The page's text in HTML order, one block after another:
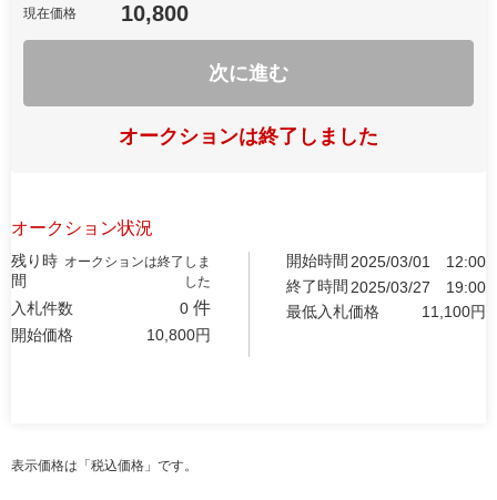
現在価格 10,800
次に進む
オークションは終了しました
オークション状況
残り時
間
オークションは終了しま
した
入札件数 0 件
開始価格 10,800円
開始時間 2025/03/01
12:00
終了時間 2025/03/27
19:00
最低入札価格
11,100円
表示価格は「税込価格」です。